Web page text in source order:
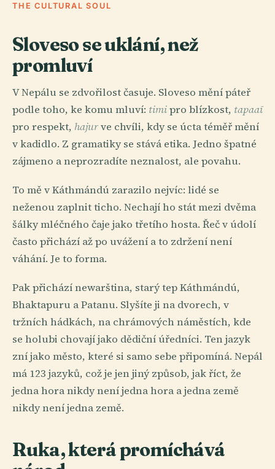
THE CULTURAL SOUL
Sloveso se uklání, než
promluví
V Nepálu se zdvořilost časuje. Sloveso mění páteř
podle toho, ke komu mluví: timipro blízkost, tapaaī
pro respekt, hajurve chvíli, kdy se úcta téměř mění
v kadidlo. Z gramatiky se stává etika. Jedno špatné
zájmeno a neprozradíte neznalost, ale povahu.
To mě v Káthmándú zarazilo nejvíc: lidé se
neženou zaplnit ticho. Nechají ho stát mezi dvěma
šálky mléčného čaje jako třetího hosta. Řeč v údolí
často přichází až po uvážení a to zdržení není
váhání. Je to forma.
Pak přichází newarština, starý tep Káthmándú,
Bhaktapuru a Patanu. Slyšíte ji na dvorech, v
tržních hádkách, na chrámových náměstích, kde
se holubi chovají jako dědiční úředníci. Ten jazyk
zní jako město, které si samo sebe připomíná. Nepál
má 123 jazyků, což je jen jiný způsob, jak říct, že
jedna hora nikdy není jedna hora a jedna země
nikdy není jedna země.
Ruka, která promíchává